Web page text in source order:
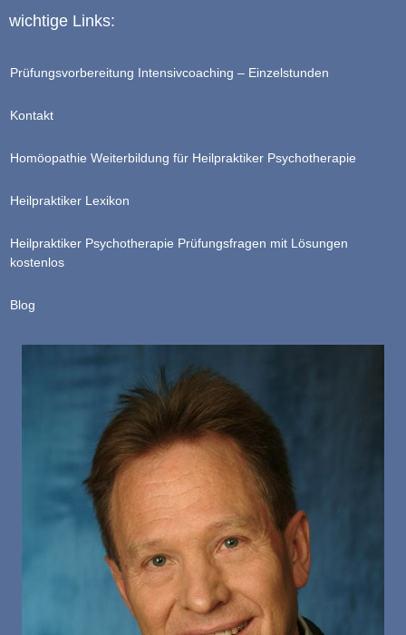
wichtige Links:
Prüfungsvorbereitung Intensivcoaching – Einzelstunden
Kontakt
Homöopathie Weiterbildung für Heilpraktiker Psychotherapie
Heilpraktiker Lexikon
Heilpraktiker Psychotherapie Prüfungsfragen mit Lösungen
kostenlos
Blog